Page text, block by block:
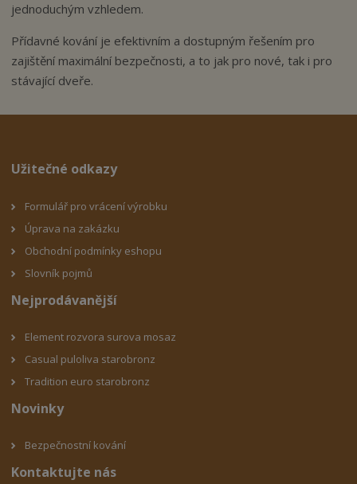
jednoduchým vzhledem.
Přídavné kování je efektivním a dostupným řešením pro
zajištění maximální bezpečnosti, a to jak pro nové, tak i pro
stávající dveře.
Užitečné odkazy
Formulář pro vrácení výrobku
Úprava na zakázku
Obchodní podmínky eshopu
Slovník pojmů
Nejprodávanější
Element rozvora surova mosaz
Casual puloliva starobronz
Tradition euro starobronz
Novinky
Bezpečnostní kování
Kontaktujte nás